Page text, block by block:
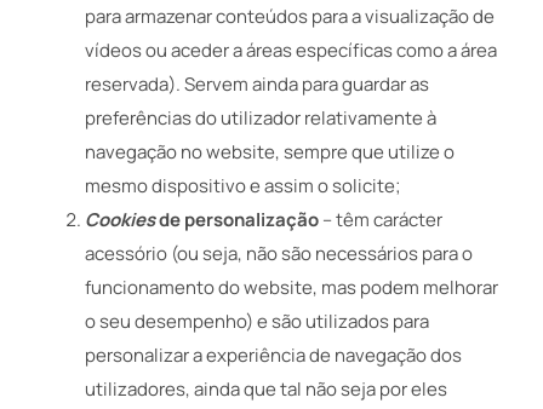
para armazenar conteúdos para a visualização de
vídeos ou aceder a áreas específicas como a área
reservada). Servem ainda para guardar as
preferências do utilizador relativamente à
navegação no website, sempre que utilize o
mesmo dispositivo e assim o solicite;
Cookiesde personalização– têm carácter
acessório (ou seja, não são necessários para o
funcionamento do website, mas podem melhorar
o seu desempenho) e são utilizados para
personalizar a experiência de navegação dos
utilizadores, ainda que tal não seja por eles